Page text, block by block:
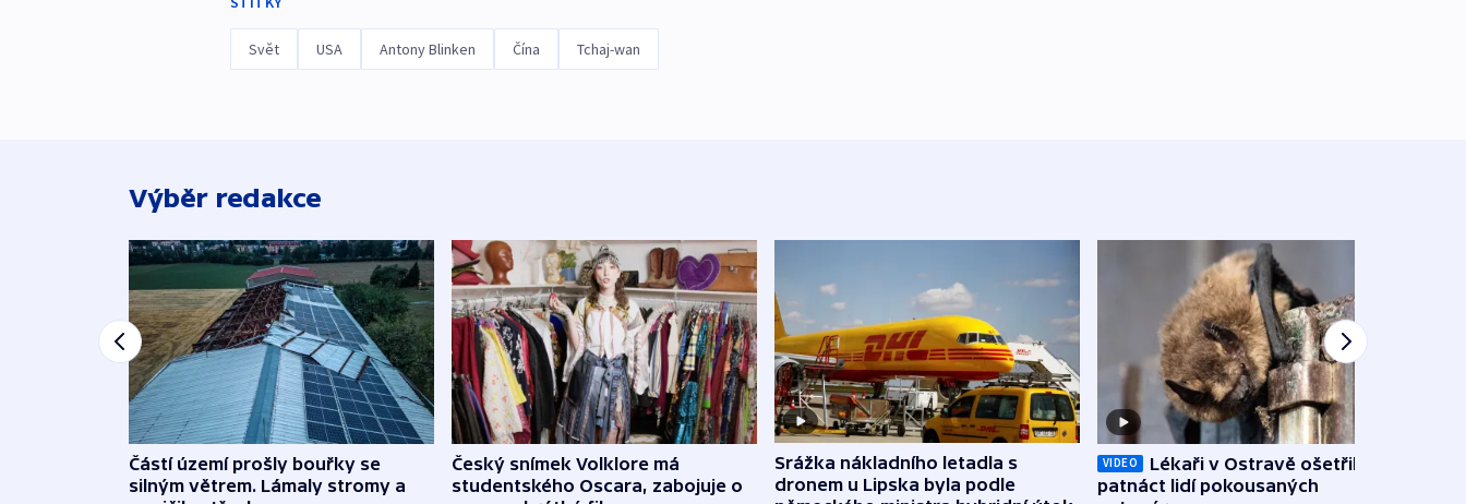
Svět USA Antony Blinken Čína Tchaj-wan
Výběr redakce
Částí území prošly bouřky se
silným větrem. Lámaly stromy a
Český snímek Volklore má
studentského Oscara, zabojuje o
Srážka nákladního letadla s
dronem u Lipska byla podle
VIDEO
Lékaři v Ostravě ošetřili už
patnáct lidí pokousaných